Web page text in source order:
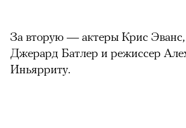
За вторую — актеры Крис
Джерард Батлер и режиссер
Иньярриту.